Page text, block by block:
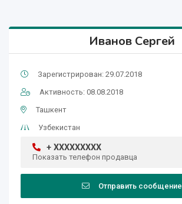
Иванов Сергей
Зарегистрирован: 29.07.2018
Активность: 08.08.2018
Ташкент
Узбекистан
+ XXXXXXXXX
Показать телефон продавца
Отправить сообщение